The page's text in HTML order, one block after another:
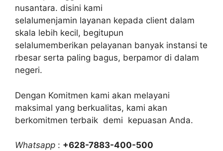
nusantara. disini kami
selalumenjamin layanan kepada client dalam
skala lebih kecil, begitupun
selalumemberikan pelayanan banyak instansi te
rbesar serta paling bagus, berpamor di dalam
negeri.
Dengan Komitmen kami akan melayani
maksimal yang berkualitas, kami akan
berkomitmen terbaik demi kepuasan Anda.
Whatsapp : +628-7883-400-500